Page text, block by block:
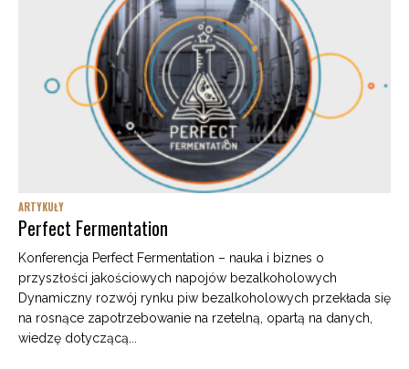
ARTYKUŁY
Perfect Fermentation
Konferencja Perfect Fermentation – nauka i biznes o
przyszłości jakościowych napojów bezalkoholowych
Dynamiczny rozwój rynku piw bezalkoholowych przekłada się
na rosnące zapotrzebowanie na rzetelną, opartą na danych,
wiedzę dotyczącą...